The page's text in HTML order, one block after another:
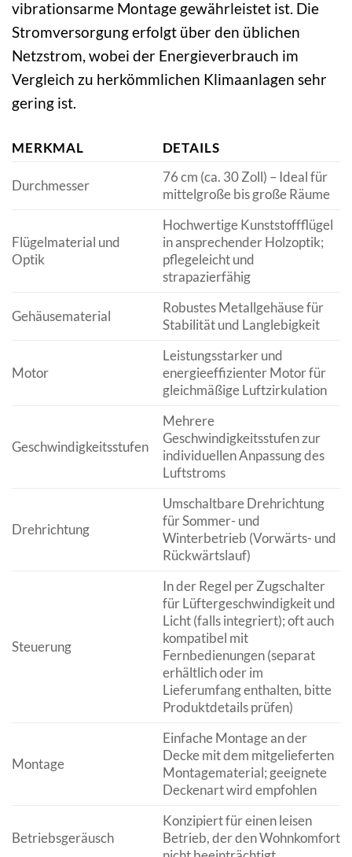
vibrationsarme Montage gewährleistet ist. Die
Stromversorgung erfolgt über den üblichen
Netzstrom, wobei der Energieverbrauch im
Vergleich zu herkömmlichen Klimaanlagen sehr
gering ist.
MERKMAL DETAILS
Durchmesser
76 cm (ca. 30 Zoll) – Ideal für
mittelgroße bis große Räume
Flügelmaterial und
Optik
Hochwertige Kunststoffflügel
in ansprechender Holzoptik;
pflegeleicht und
strapazierfähig
Gehäusematerial
Robustes Metallgehäuse für
Stabilität und Langlebigkeit
Motor
Leistungsstarker und
energieeffizienter Motor für
gleichmäßige Luftzirkulation
Geschwindigkeitsstufen
Mehrere
Geschwindigkeitsstufen zur
individuellen Anpassung des
Luftstroms
Drehrichtung
Umschaltbare Drehrichtung
für Sommer- und
Winterbetrieb (Vorwärts- und
Rückwärtslauf)
Steuerung
In der Regel per Zugschalter
für Lüftergeschwindigkeit und
Licht (falls integriert); oft auch
kompatibel mit
Fernbedienungen (separat
erhältlich oder im
Lieferumfang enthalten, bitte
Produktdetails prüfen)
Montage
Einfache Montage an der
Decke mit dem mitgelieferten
Montagematerial; geeignete
Deckenart wird empfohlen
Betriebsgeräusch
Konzipiert für einen leisen
Betrieb, der den Wohnkomfort